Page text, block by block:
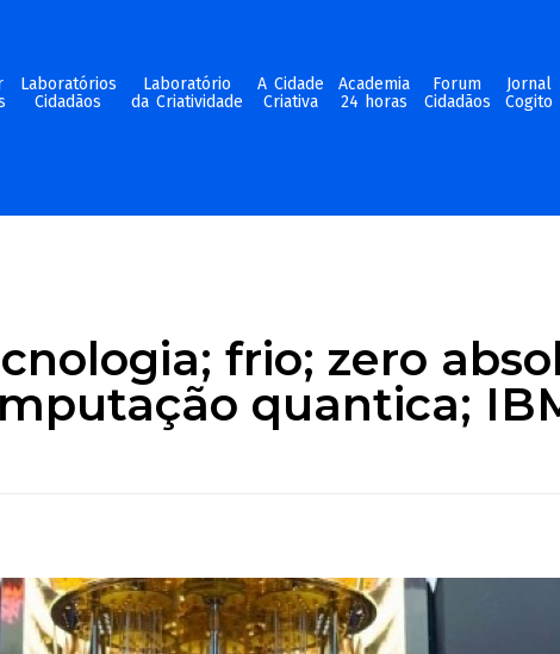
Laboratórios
Cidadãos
Laboratório
da Criatividade
A Cidade
Criativa
Academia
24 horas
Forum
Cidadãos
Jornal
Cogito
frio; zero
quantica;